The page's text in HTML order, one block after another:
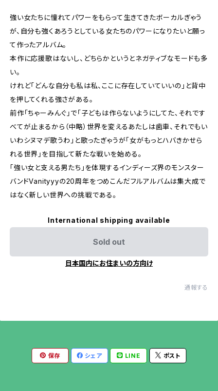
強い女たちに憧れてパワーをもらって生きてきたボーカルぎゃう
が、自分も強くあろうとしている女たちのパワーになりたいと願っ
て作ったアルバム。
本作に応援歌はないし、どちらかというとネガティブなモードも多
い。
けれど「どんな自分も私は私、ここに存在していていいの」と背中
を押してくれる強さがある。
前作「ちゃーみんぐ」で「子どもは作らないようにしてた、それです
べてが止まるから（中略）世界を変えるあたしは歯車、それでもい
いわシヌマデ歌うわ」と歌ったぎゃうが「女がもっとハバきかせら
れる世界」を目指して新たな戦いを始める。
「強い女と支える男たち」を体現するインディーズ界のモンスター
バンドVanityyyの20周年をつめこんだフルアルバムは集大成で
はなく新しい世界への挑戦である。
International shipping available
Sold out
日本国内にお住まいの方向け
通報する
保存 シェア LINE ポスト